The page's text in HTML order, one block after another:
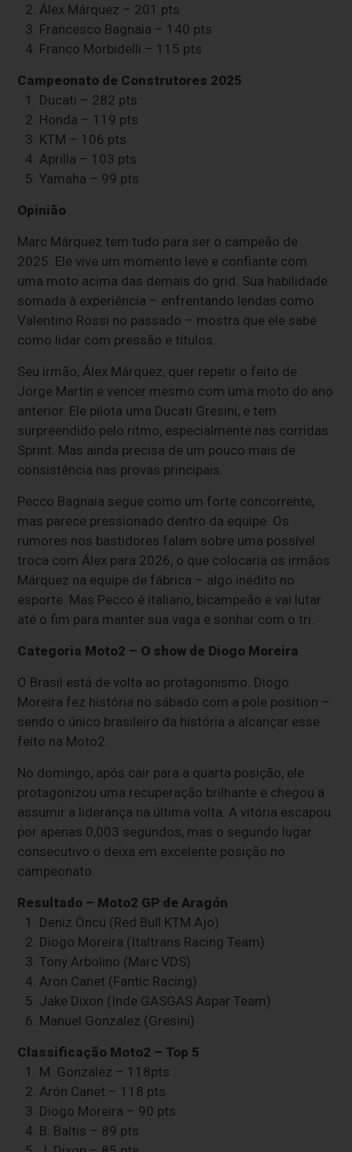
2.⁠ ⁠Álex Márquez – 201 pts
3.⁠ ⁠Francesco Bagnaia – 140 pts
4.⁠ ⁠Franco Morbidelli – 115 pts
Campeonato de Construtores 2025
1.⁠ ⁠Ducati – 282 pts
2.⁠ ⁠Honda – 119 pts
3.⁠ ⁠KTM – 106 pts
4.⁠ ⁠Aprilla – 103 pts
5.⁠ ⁠Yamaha – 99 pts
Opinião
Marc Márquez tem tudo para ser o campeão de
2025. Ele vive um momento leve e confiante com
uma moto acima das demais do grid. Sua habilidade
somada à experiência – enfrentando lendas como
Valentino Rossi no passado – mostra que ele sabe
como lidar com pressão e títulos.
Seu irmão, Álex Márquez, quer repetir o feito de
Jorge Martín e vencer mesmo com uma moto do ano
anterior. Ele pilota uma Ducati Gresini, e tem
surpreendido pelo ritmo, especialmente nas corridas
Sprint. Mas ainda precisa de um pouco mais de
consistência nas provas principais.
Pecco Bagnaia segue como um forte concorrente,
mas parece pressionado dentro da equipe. Os
rumores nos bastidores falam sobre uma possível
troca com Álex para 2026, o que colocaria os irmãos
Márquez na equipe de fábrica – algo inédito no
esporte. Mas Pecco é italiano, bicampeão e vai lutar
até o fim para manter sua vaga e sonhar com o tri.
Categoria Moto2 – O show de Diogo Moreira
O Brasil está de volta ao protagonismo. Diogo
Moreira fez história no sábado com a pole position –
sendo o único brasileiro da história a alcançar esse
feito na Moto2.
No domingo, após cair para a quarta posição, ele
protagonizou uma recuperação brilhante e chegou a
assumir a liderança na última volta. A vitória escapou
por apenas 0,003 segundos, mas o segundo lugar
consecutivo o deixa em excelente posição no
campeonato.
Resultado – Moto2 GP de Aragón
1.⁠ ⁠Deniz Öncü (Red Bull KTM Ajo)
2.⁠ ⁠Diogo Moreira (Italtrans Racing Team)
3.⁠ ⁠Tony Arbolino (Marc VDS)
4.⁠ ⁠Aron Canet (Fantic Racing)
5.⁠ ⁠Jake Dixon (Inde GASGAS Aspar Team)
6.⁠ ⁠Manuel Gonzalez (Gresini)
Classificação Moto2 – Top 5
1.⁠ ⁠M. Gonzalez – 118pts
2.⁠ ⁠Arón Canet – 118 pts
3.⁠ ⁠Diogo Moreira – 90 pts
4.⁠ ⁠B. Baltis – 89 pts